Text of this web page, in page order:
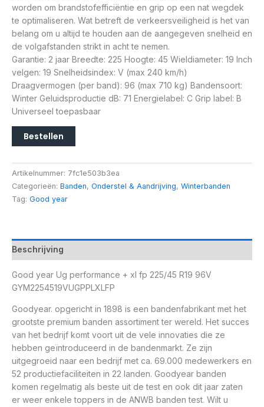
worden om brandstofefficiëntie en grip op een nat wegdek
te optimaliseren. Wat betreft de verkeersveiligheid is het van
belang om u altijd te houden aan de aangegeven snelheid en
de volgafstanden strikt in acht te nemen.
Garantie: 2 jaar Breedte: 225 Hoogte: 45 Wieldiameter: 19 Inch
velgen: 19 Snelheidsindex: V (max 240 km/h)
Draagvermogen (per band): 96 (max 710 kg) Bandensoort:
Winter Geluidsproductie dB: 71 Energielabel: C Grip label: B
Universeel toepasbaar
Bestellen
Artikelnummer: 7fc1e503b3ea
Categorieën: Banden, Onderstel & Aandrijving, Winterbanden
Tag: Good year
Beschrijving
Good year Ug performance + xl fp 225/45 R19 96V
GYM2254519VUGPPLXLFP
Goodyear. opgericht in 1898 is een bandenfabrikant met het
grootste premium banden assortiment ter wereld. Het succes
van het bedrijf komt voort uit de vele innovaties die ze
hebben geïntroduceerd in de bandenmarkt. Ze zijn
uitgegroeid naar een bedrijf met ca. 69.000 medewerkers en
52 productiefaciliteiten in 22 landen. Goodyear banden
komen regelmatig als beste uit de test en ook dit jaar zaten
er weer enkele toppers in de ANWB banden test. Wilt u